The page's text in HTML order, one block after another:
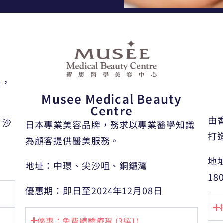
Musee Medical Beauty
Centre
日本專業美容品牌，務求以專業醫學知識
為顧客提供醫美服務。
地址：中環、尖沙咀、銅鑼灣
優惠期：即日至2024年12月08日
優惠：免費體驗療程 (3選1)
由
打
地